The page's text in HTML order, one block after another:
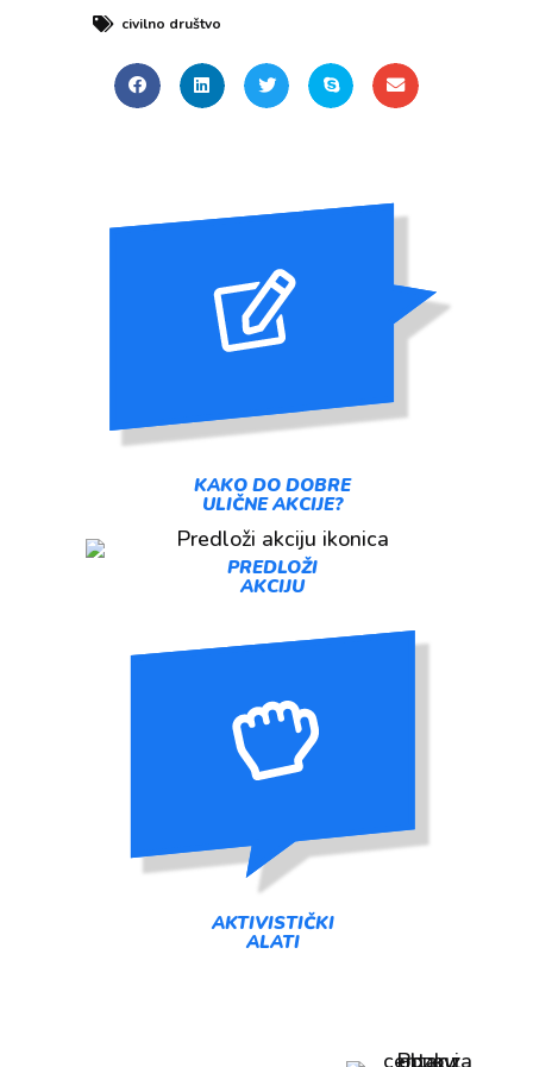
civilno društvo
KAKO DO DOBRE
ULIČNE AKCIJE?
PREDLOŽI
AKCIJU
AKTIVISTIČKI
ALATI